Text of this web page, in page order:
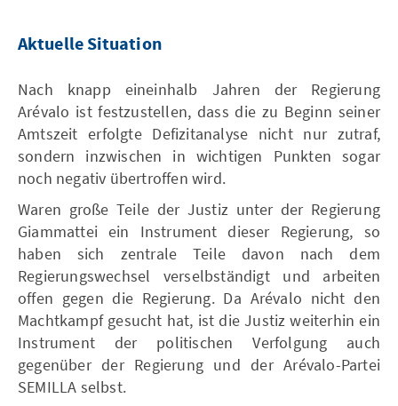
Aktuelle Situation
Nach knapp eineinhalb Jahren der Regierung
Arévalo ist festzustellen, dass die zu Beginn seiner
Amtszeit erfolgte Defizitanalyse nicht nur zutraf,
sondern inzwischen in wichtigen Punkten sogar
noch negativ übertroffen wird.
Waren große Teile der Justiz unter der Regierung
Giammattei ein Instrument dieser Regierung, so
haben sich zentrale Teile davon nach dem
Regierungswechsel verselbständigt und arbeiten
offen gegen die Regierung. Da Arévalo nicht den
Machtkampf gesucht hat, ist die Justiz weiterhin ein
Instrument der politischen Verfolgung auch
gegenüber der Regierung und der Arévalo-Partei
SEMILLA selbst.